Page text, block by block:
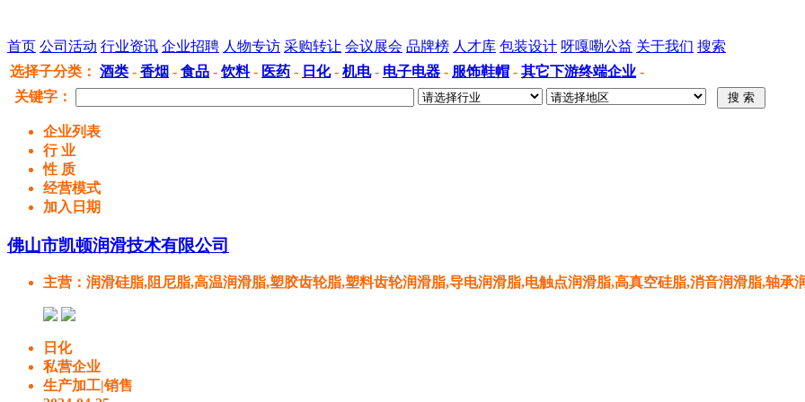
首页 公司活动 行业资讯 企业招聘 人物专访 采购转让 会议展会 品牌榜 人才库 包装设计 呀嘎嘞公益 关于我们 搜索
选择子分类 ： 酒类 - 香烟 - 食品 -饮料- 医药 - 日化- 机电- 电子电器 - 服饰鞋帽 - 其它下游终端企业 -
关键字：
企业列表
行 业
性 质
经营模式
加入日期
佛山市凯顿润滑技术有限公司
主营 ：润滑硅脂,阻尼脂,高温润滑脂,塑胶齿轮脂,塑料齿轮润滑脂,导电润滑脂,电触点润滑脂,高真空硅脂,消音润滑脂,轴承
日化
私营企业
生产加工|销售